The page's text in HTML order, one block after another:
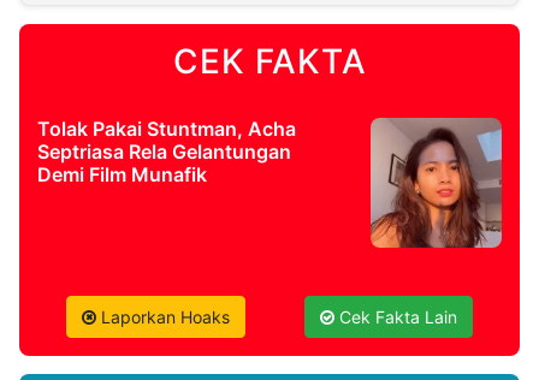
CEK FAKTA
Tolak Pakai Stuntman, Acha
Septriasa Rela Gelantungan
Demi Film Munafik
Laporkan Hoaks Cek Fakta Lain